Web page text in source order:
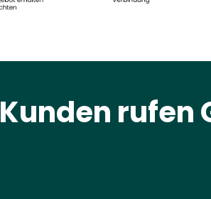
Kunden rufen